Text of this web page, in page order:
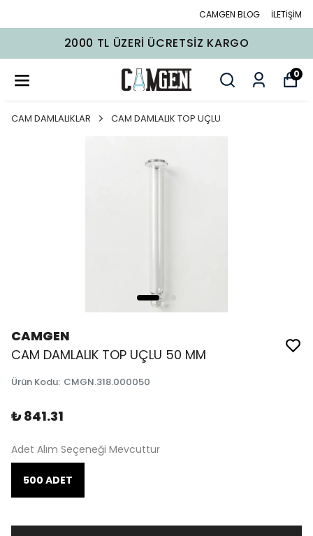
CAMGEN BLOG İLETİŞİM
2000 TL ÜZERI ÜCRETSIZ KARGO
0
CAM DAMLALIKLAR CAM DAMLALIK TOP UÇLU
CAMGEN
CAM DAMLALIK TOP UÇLU 50 MM
Ürün Kodu: CMGN.318.000050
₺ 841.31
Adet Alım Seçeneği Mevcuttur
500 ADET